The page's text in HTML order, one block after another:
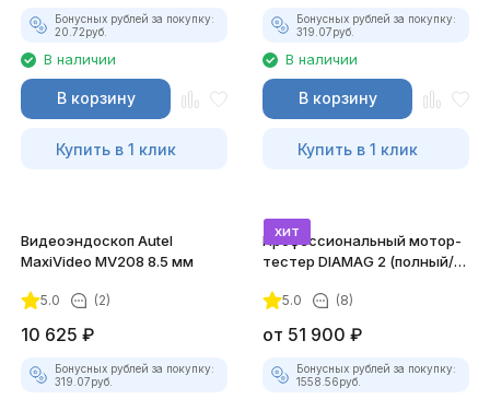
Бонусных рублей за покупку:
20.72руб.
В наличии
В корзину
Купить в 1 клик
Бонусных рублей за покупку:
319.07руб.
В наличии
В корзину
Купить в 1 клик
Видеоэндоскоп Autel
MaxiVideo MV208 8.5 мм
5.0 (2)
10 625 ₽
Бонусных рублей за покупку:
319.07руб.
хит
Профессиональный мотор-
тестер DIAMAG 2 (полный/
5.0 (8)
от 51 900 ₽
Бонусных рублей за покупку:
1558.56руб.